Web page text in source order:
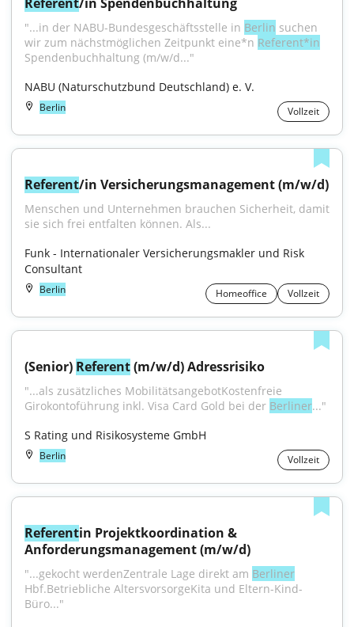
"...in der NABU-Bundesgeschäftsstelle in Berlin suchen
wir zum nächstmöglichen Zeitpunkt eine*n Referent*in
Spendenbuchhaltung (m/w/d..."
NABU (Naturschutzbund Deutschland) e. V.
Berlin Vollzeit
Referent/in Versicherungsmanagement (m/w/d)
Menschen und Unternehmen brauchen Sicherheit, damit
sie sich frei entfalten können. Als...
Funk - Internationaler Versicherungsmakler und Risk
Consultant
Berlin Homeoffice Vollzeit
(Senior) Referent (m/w/d) Adressrisiko
"...als zusätzliches MobilitätsangebotKostenfreie
Girokontoführung inkl. Visa Card Gold bei der Berliner..."
S Rating und Risikosysteme GmbH
Berlin Vollzeit
Referentin Projektkoordination &
Anforderungsmanagement (m/w/d)
"...gekocht werdenZentrale Lage direkt am Berliner
Hbf.Betriebliche AltersvorsorgeKita und Eltern-Kind-
Büro..."